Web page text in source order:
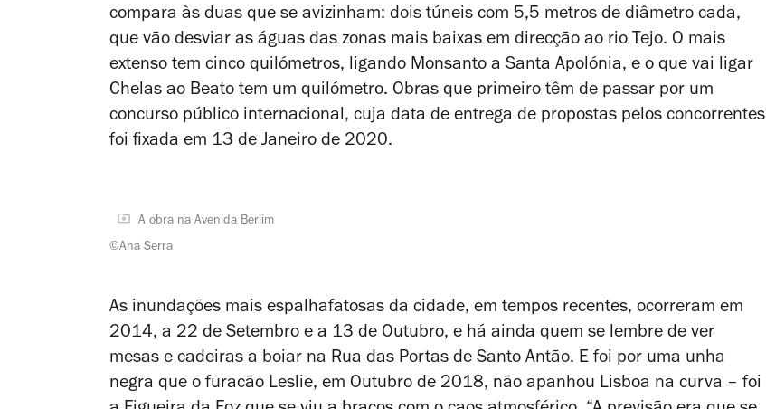
compara às duas que se avizinham: dois túneis com 5,5 metros de diâmetro cada,
que vão desviar as águas das zonas mais baixas em direcção ao rio Tejo. O mais
extenso tem cinco quilómetros, ligando Monsanto a Santa Apolónia, e o que vai ligar
Chelas ao Beato tem um quilómetro. Obras que primeiro têm de passar por um
concurso público internacional, cuja data de entrega de propostas pelos concorrentes
foi fixada em 13 de Janeiro de 2020.
A obra na Avenida Berlim
©Ana Serra
As inundações mais espalhafatosas da cidade, em tempos recentes, ocorreram em
2014, a 22 de Setembro e a 13 de Outubro, e há ainda quem se lembre de ver
mesas e cadeiras a boiar na Rua das Portas de Santo Antão. E foi por uma unha
negra que o furacão Leslie, em Outubro de 2018, não apanhou Lisboa na curva – foi